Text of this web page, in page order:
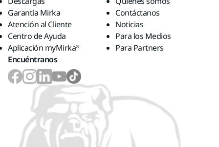
Acepto que mis datos de contacto se guarden y
utilicen para los servicios de Atención al Cliente,
Comunicaciones de Márketing y Soporte Técnico.
Enviar datos
Se ha producido un error técnico.
Garantía Mirka
Atención al Cliente
Centro de Ayuda
Aplicación myMirka®
Contáctanos
Noticias
Para los Medios
Para Partners
Encuéntranos